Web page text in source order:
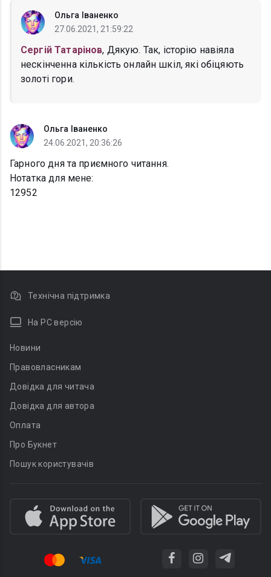
Ольга Іваненко
27.06.2021, 21:59:22
Сергій Татарінов, Дякую. Так, історію навіяла
нескінченна кількість онлайн шкіл, які обіцяють
золоті гори.
Ольга Іваненко
24.06.2021, 20:36:26
Гарного дня та приємного читання.
Нотатка для мене:
12952
Технічна підтримка
На PC версію
Новини
Правовласникам
Довідка для читача
Довідка для автора
Оплата
Про Букнет
Пошук користувачів